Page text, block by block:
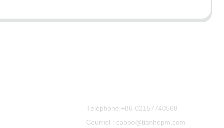
Téléphone:+86-02157740568
Courriel : cabbo@tianhepm.com